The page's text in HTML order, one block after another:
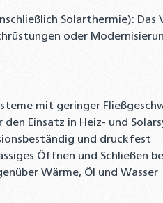
Solarthermie):
oder
mit geringer
Einsatz in Heiz- und
und druckfest
Öffnen und Schließen
Wärme, Öl und Wasser